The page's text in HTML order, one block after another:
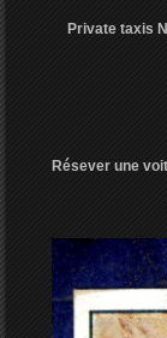
Private taxis
Résever une